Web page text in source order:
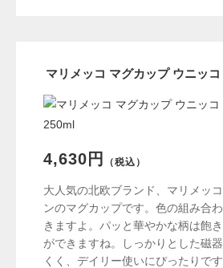
マリメッコ マグカップ ウニッ
4,630円 （税込）
大人気の北欧ブランド、マリメッ
ンのマグカップです。色の組み合
きますよ。パッと華やかな柄は飽
ができますね。しっかりとした磁
くく、デイリー使いにぴったりで